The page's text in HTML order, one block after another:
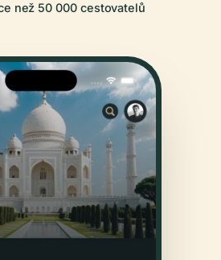
než 50 000 cestovatelů